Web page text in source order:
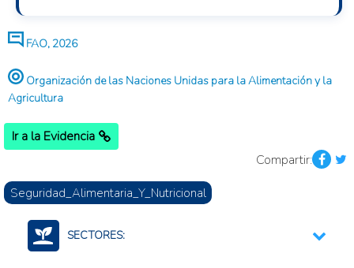
FAO, 2026
Organización de las Naciones Unidas para la Alimentación y la
Agricultura
Ir a la Evidencia
Compartir:
Seguridad_Alimentaria_Y_Nutricional
SECTORES: